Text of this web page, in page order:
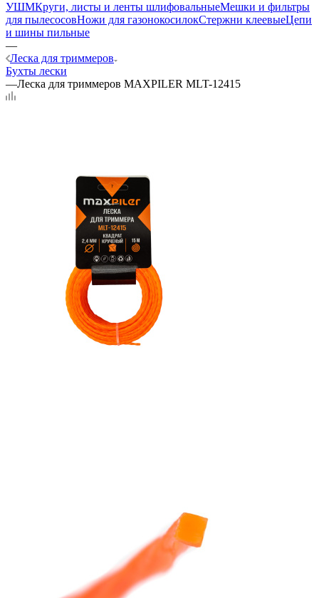
УШМКруги, листы и ленты шлифовальныеМешки и фильтры
для пылесосовНожи для газонокосилокСтержни клеевыеЦепи
и шины пильные
—
Леска для триммеров
Бухты лески
—Леска для триммеров MAXPILER MLT-12415